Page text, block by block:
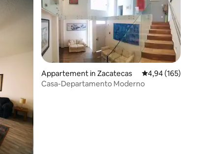
Appartement in Zacatecas Gemiddelde
4,94 (165)
Casa-Departamento Moderno